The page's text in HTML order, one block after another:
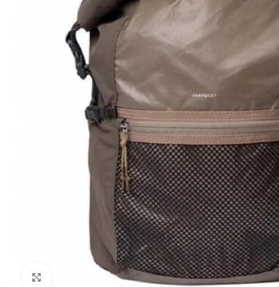
Клацніть, щоб збільшити